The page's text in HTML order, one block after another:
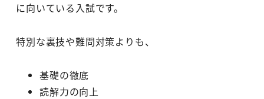
に向いている入試です。
特別な裏技や難問対策よりも、
基礎の徹底
読解力の向上